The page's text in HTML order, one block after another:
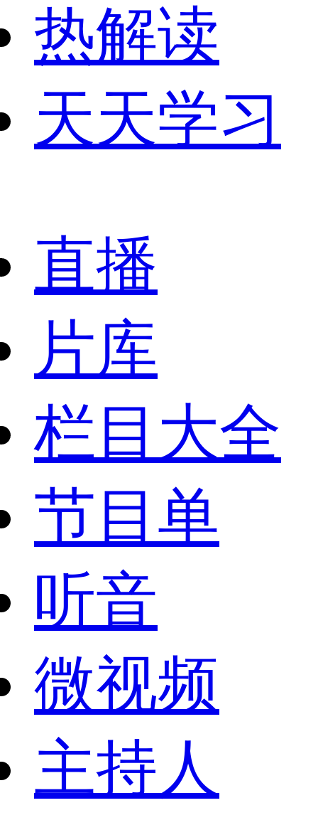
热解读
天天学习
直播
片库
栏目大全
节目单
听音
微视频
主持人